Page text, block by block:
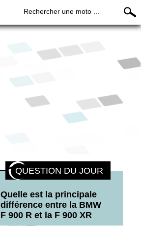
Rechercher une moto ...
QUESTION DU JOUR
Quelle est la principale
différence entre la BMW
F 900 R et la F 900 XR